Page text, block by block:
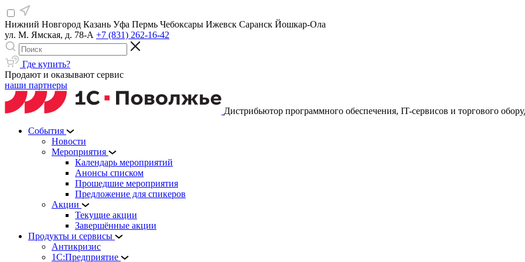
Нижний Новгород Казань Уфа Пермь Чебоксары Ижевск Саранск Йошкар-Ола
ул. М. Ямская, д. 78-А +7 (831) 262-16-42
Где купить?
Продают и оказывают сервис
наши партнеры
Дистрибьютор программного обеспечения, IT-сервисов и торгового
События
Новости
Мероприятия
Календарь мероприятий
Анонсы списком
Прошедшие мероприятия
Предложение для спикеров
Акции
Текущие акции
Завершённые акции
Продукты и сервисы
Антикризис
1С:Предприятие